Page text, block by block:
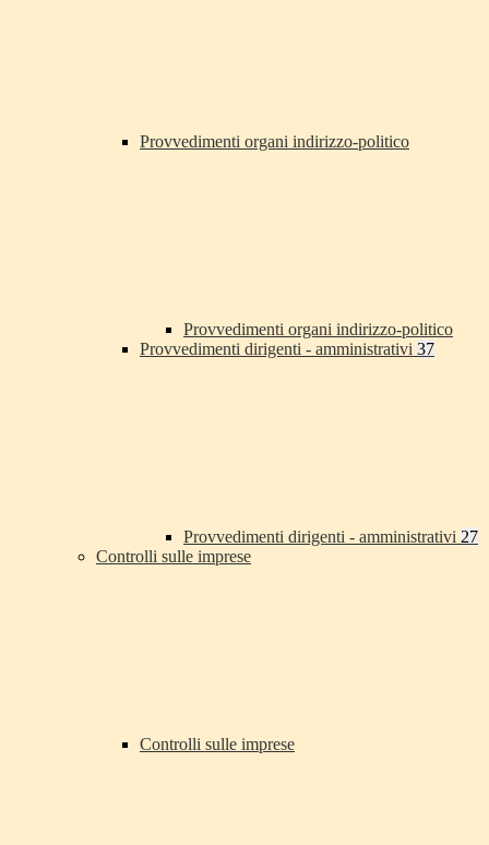
Provvedimenti organi indirizzo-politico
Provvedimenti organi indirizzo-politico
Provvedimenti dirigenti - amministrativi 37
Provvedimenti dirigenti - amministrativi 27
Controlli sulle imprese
Controlli sulle imprese